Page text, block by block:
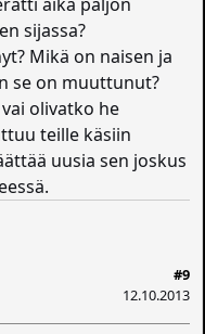
sijassa?
Mikä on naisen ja
se on muuttunut?
olivatko he
teille käsiin
uusia sen joskus
#9
12.10.2013